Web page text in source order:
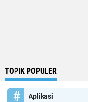
TOPIK POPULER
Aplikasi